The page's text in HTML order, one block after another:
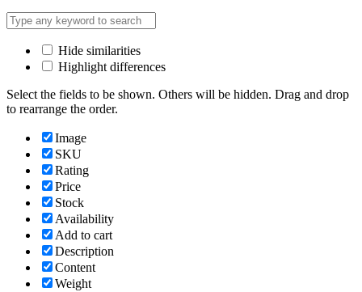
Hide similarities
Highlight differences
Select the fields to be shown. Others will be hidden. Drag and drop
to rearrange the order.
Image
SKU
Rating
Price
Stock
Availability
Add to cart
Description
Content
Weight